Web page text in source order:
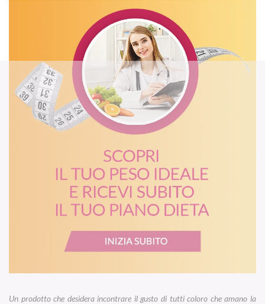
Un prodotto che desidera incontrare il gusto di tutti coloro che amano la